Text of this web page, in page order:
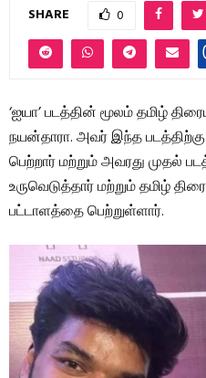
SHARE 0
‘ஐயா’ படத்தின் மூலம் தமிழ்
நயன்தாரா. அவர் இந்த
பெற்றார் மற்றும் அவரது முதல்
உருவெடுத்தார் மற்றும் தமிழ்
பட்டாளத்தை பெற்றுள்ளார்.